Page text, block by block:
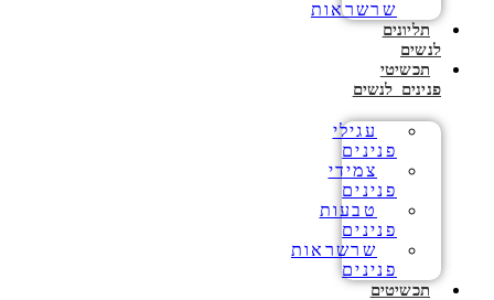
שרשראות
תליונים
לנשים
תכשיטי
פנינים לנשים
עגילי
פנינים
צמידי
פנינים
טבעות
פנינים
שרשראות
פנינים
תכשיטים